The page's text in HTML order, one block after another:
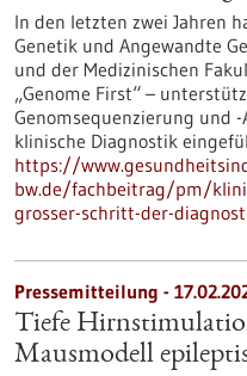
In den letzten zwei Jahren
Genetik und Angewandte
und der Medizinischen
„Genome First“ –
Genomsequenzierung und
klinische Diagnostik
https://
bw.de/fachbeitrag/pm/
grosser-schritt-der-
Pressemitteilung -
Tiefe
Mausmodell